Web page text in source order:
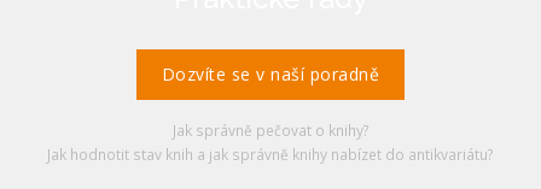
Dozvíte se v naší poradně
Jak správně pečovat o knihy?
Jak hodnotit stav knih a jak správně knihy nabízet do antikvariátu?